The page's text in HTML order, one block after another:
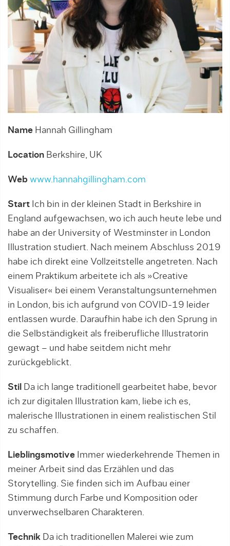
Name Hannah Gillingham
Location Berkshire, UK
Web www.hannahgillingham.com
Start Ich bin in der kleinen Stadt in Berkshire in
England aufgewachsen, wo ich auch heute lebe und
habe an der University of Westminster in London
Illustration studiert. Nach meinem Abschluss 2019
habe ich direkt eine Vollzeitstelle angetreten. Nach
einem Praktikum arbeitete ich als »Creative
Visualiser« bei einem Veranstaltungsunternehmen
in London, bis ich aufgrund von COVID-19 leider
entlassen wurde. Daraufhin habe ich den Sprung in
die Selbständigkeit als freiberufliche Illustratorin
gewagt – und habe seitdem nicht mehr
zurückgeblickt.
Stil
Da ich lange traditionell gearbeitet habe, bevor
ich zur digitalen Illustration kam, liebe ich es,
malerische Illustrationen in einem realistischen Stil
zu schaffen.
Lieblingsmotive Immer wiederkehrende Themen in
meiner Arbeit sind das Erzählen und das
Storytelling. Sie finden sich im Aufbau einer
Stimmung durch Farbe und Komposition oder
unverwechselbaren Charakteren.
Technik Da ich traditionellen Malerei wie zum